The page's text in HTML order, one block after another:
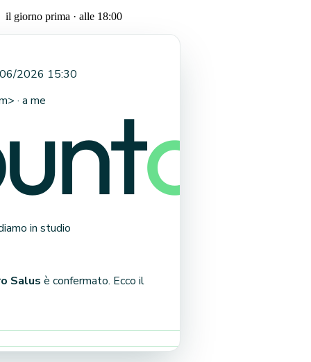
il giorno prima · alle 18:00
2026 15:30
> · a me
in studio
Salus è confermato. Ecco il